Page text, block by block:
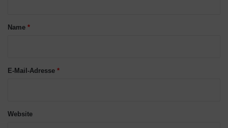
aName *
E-Mail-Adresse *
Website